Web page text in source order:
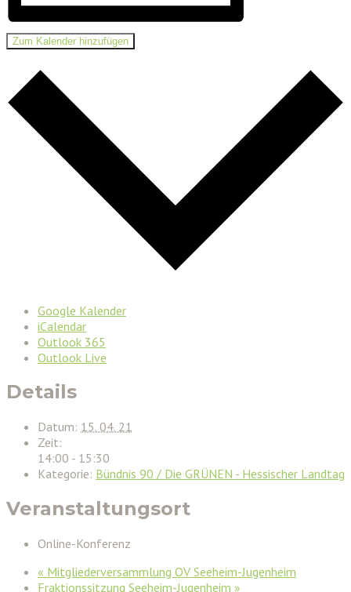
Zum Kalender hinzufügen
Google Kalender
iCalendar
Outlook 365
Outlook Live
Details
Datum: 15. 04. 21
Zeit:
14:00 - 15:30
Kategorie: Bündnis 90 / Die GRÜNEN - Hessischer Landtag
Veranstaltungsort
Online-Konferenz
« Mitgliederversammlung OV Seeheim-Jugenheim
Fraktionssitzung Seeheim-Jugenheim »